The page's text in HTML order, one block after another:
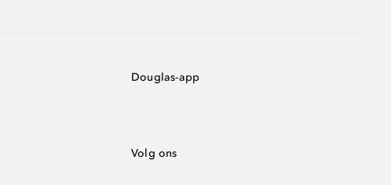
Douglas-app
Volg ons